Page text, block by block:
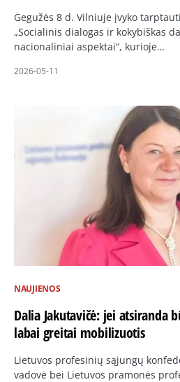
Gegužės 8 d. Vilniuje įvyko
„Socialinis dialogas ir kokybiškas
nacionaliniai aspektai“, kurioje…
2026-05-11
NAUJIENOS
Dalia Jakutavičė: jei atsiranda
labai greitai mobilizuotis
Lietuvos profesinių sąjungų
vadovė bei Lietuvos pramonės